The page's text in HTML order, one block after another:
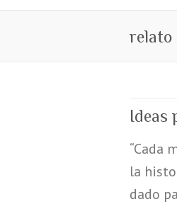
relato
Ideas
“Cada
la
dado